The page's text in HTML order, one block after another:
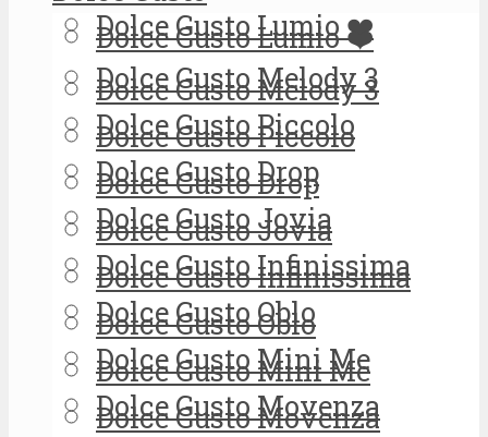
Dolce Gusto Lumio ❤️
Dolce Gusto Melody 3
Dolce Gusto Piccolo
Dolce Gusto Drop
Dolce Gusto Jovia
Dolce Gusto Infinissima
Dolce Gusto Oblo
Dolce Gusto Mini Me
Dolce Gusto Movenza
Dolce Gusto Lumio ❤️
Dolce Gusto Melody 3
Dolce Gusto Piccolo
Dolce Gusto Drop
Dolce Gusto Jovia
Dolce Gusto Infinissima
Dolce Gusto Oblo
Dolce Gusto Mini Me
Dolce Gusto Movenza